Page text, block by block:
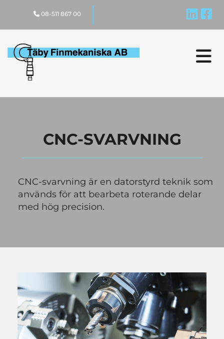
 08-511 867 00  
CNC-SVARVNING
CNC-svarvning är en datorstyrd teknik som
används för att bearbeta roterande delar
med hög precision.